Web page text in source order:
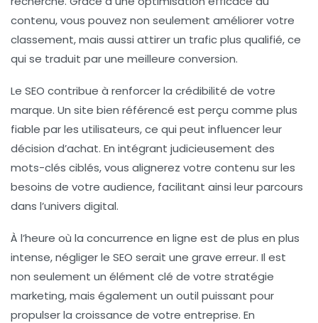
contenu, vous pouvez non seulement améliorer votre
classement, mais aussi attirer un trafic plus qualifié, ce
qui se traduit par une meilleure conversion.
Le SEO contribue à renforcer la crédibilité de votre
marque. Un site bien référencé est perçu comme plus
fiable par les utilisateurs, ce qui peut influencer leur
décision d’achat. En intégrant judicieusement des
mots-clés ciblés, vous alignerez votre contenu sur les
besoins de votre audience, facilitant ainsi leur parcours
dans l’univers digital.
À l’heure où la concurrence en ligne est de plus en plus
intense, négliger le SEO serait une grave erreur. Il est
non seulement un élément clé de votre stratégie
marketing, mais également un outil puissant pour
propulser la croissance de votre entreprise. En